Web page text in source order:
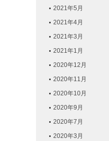
2021年5月
2021年4月
2021年3月
2021年1月
2020年12月
2020年11月
2020年10月
2020年9月
2020年7月
2020年3月